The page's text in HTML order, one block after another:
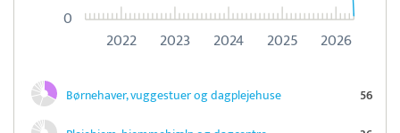
2022 2023 2024 2025 2026
0
Børnehaver, vuggestuer og dagplejehuse
56